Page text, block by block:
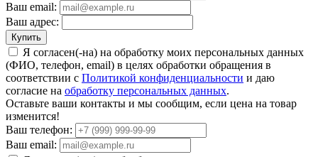
Ваш email:
Ваш адрес:
Купить
Я согласен(-на) на обработку моих персональных данных
(ФИО, телефон, email) в целях обработки обращения в
соответствии с Политикой конфиденциальности и даю
согласие на обработку персональных данных.
Оставьте ваши контакты и мы сообщим, если цена на товар
изменится!
Ваш телефон:
Ваш email: